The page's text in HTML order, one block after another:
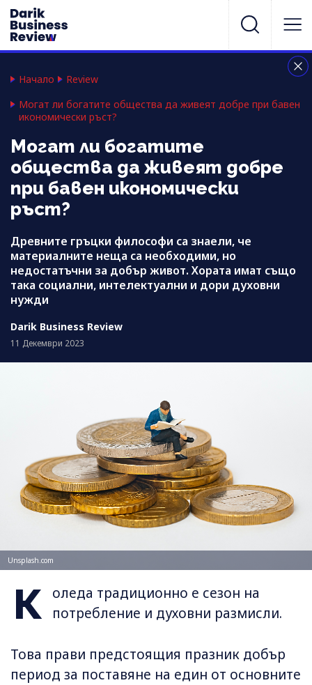
Начало
Review
Могат ли богатите общества да живеят добре при бавен
икономически ръст?
Могат ли богатите
общества да живеят добре
при бавен икономически
ръст?
Древните гръцки философи са знаели, че
материалните неща са необходими, но
недостатъчни за добър живот. Хората имат също
така социални, интелектуални и дори духовни
нужди
Darik Business Review
11 Декември 2023
Unsplash.com
К
оледа традиционно е сезон на
потребление и духовни размисли.
Това прави предстоящия празник добър
период за поставяне на един от основните